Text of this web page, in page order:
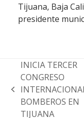
Tijuana, Baja
presidente
previous
post:
INICIA TERCER
CONGRESO
BOMBEROS EN
TIJUANA